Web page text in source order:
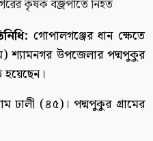
গোপালগঞ্জের ধান ক্ষেতে
শ্যামনগর উপজেলার পদ্মপুকুর
ঢালী (৪৫)। পদ্মপুকুর গ্রামের